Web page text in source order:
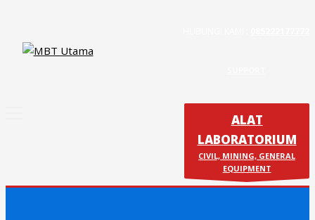
ALAT
LABORATORIUM
CIVIL, MINING, GENERAL
EQUIPMENT